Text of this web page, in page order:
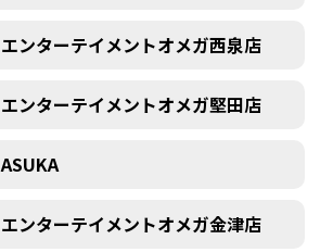
エンターテイメントオメガ西泉店
エンターテイメントオメガ堅田店
ASUKA
エンターテイメントオメガ金津店